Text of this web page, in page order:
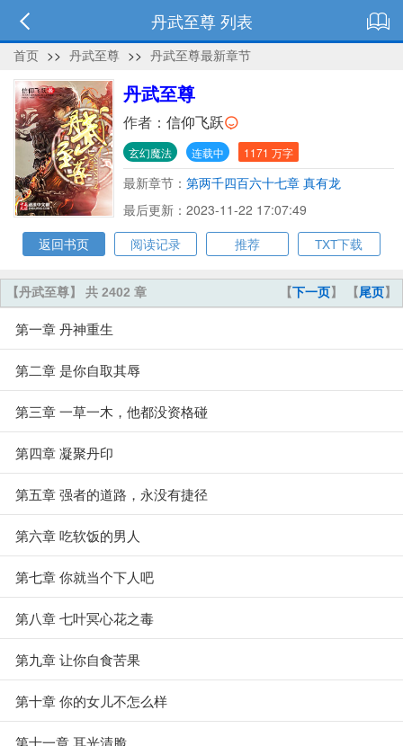
丹武至尊 列表
首页 >> 丹武至尊 >> 丹武至尊最新章节
丹武至尊
作者： 信仰飞跃
玄幻魔法 连载中 1171 万字
最新章节： 第两千四百六十七章 真有龙
最后更新：2023-11-22 17:07:49
返回书页
阅读记录 推荐 TXT下载
【下一页】 【尾页】
【丹武至尊】 共 2402 章
第一章 丹神重生
第二章 是你自取其辱
第三章 一草一木，他都没资格碰
第四章 凝聚丹印
第五章 强者的道路，永没有捷径
第六章 吃软饭的男人
第七章 你就当个下人吧
第八章 七叶冥心花之毒
第九章 让你自食苦果
第十章 你的女儿不怎么样
第十一章 耳光清脆